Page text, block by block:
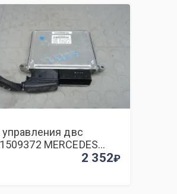
управления двс
MERCEDES
C-CLASS W204 (2007-
2 352